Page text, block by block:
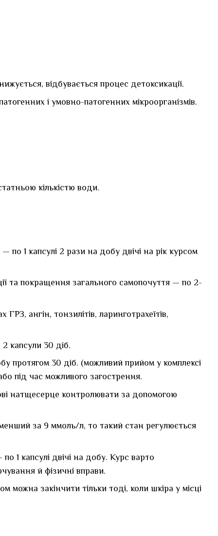
відбувається процес детоксикації.
і умовно-патогенних мікроорганізмів.
кількістю води.
1 капсулі 2 рази на добу двічі на рік курсом
та покращення загального самопочуття — по 2-
ангін, тонзилітів, ларинготрахеїтів,
капсули 30 діб.
протягом 30 діб. (можливий прийом у комплексі
під час можливого загострення.
натщесерце контролювати за допомогою
за 9 ммоль/л, то такий стан регулюється
1 капсулі двічі на добу. Курс варто
й фізичні вправи.
можна закінчити тільки тоді, коли шкіра у місці